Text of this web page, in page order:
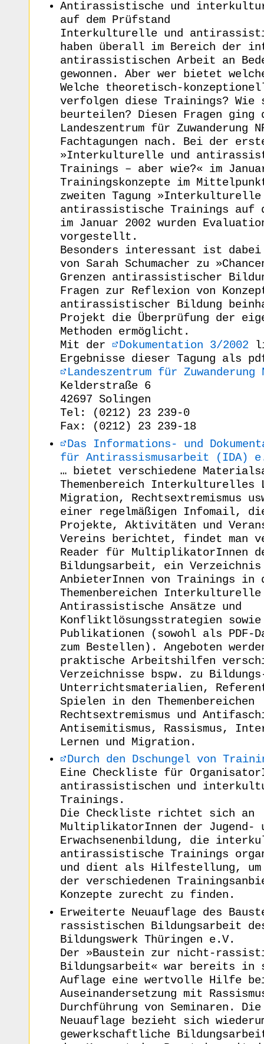
Antirassistische und
auf dem Prüfstand
Interkulturelle und
haben überall im Bereich der
antirassistischen Arbeit an
gewonnen. Aber wer bietet
Welche theoretisch-
verfolgen diese Trainings? Wie
beurteilen? Diesen Fragen ging
Landeszentrum für Zuwanderung
Fachtagungen nach. Bei der
»Interkulturelle und
Trainings – aber wie?« im
Trainingskonzepte im
zweiten Tagung »Interkulturelle
antirassistische Trainings auf
im Januar 2002 wurden
vorgestellt.
Besonders interessant ist
von Sarah Schumacher zu
Grenzen antirassistischer
Fragen zur Reflexion von
antirassistischer Bildung
Projekt die Überprüfung der
Methoden ermöglicht.
Mit der
Dokumentation 3/2002
Ergebnisse dieser Tagung als
Landeszentrum für Zuwanderung
Kelderstraße 6
42697 Solingen
Tel: (0212) 23 239-0
Fax: (0212) 23 239-18
Das Informations- und
für Antirassismusarbeit (IDA)
… bietet verschiedene
Themenbereich Interkulturelles
Migration, Rechtsextremismus
einer regelmäßigen Infomail,
Projekte, Aktivitäten und
Vereins berichtet, findet man
Reader für MultiplikatorInnen
Bildungsarbeit, ein
AnbieterInnen von Trainings in
Themenbereichen Interkulturelle
Antirassistische Ansätze und
Konfliktlösungsstrategien sowie
Publikationen (sowohl als PDF-
zum Bestellen). Angeboten
praktische Arbeitshilfen
Verzeichnisse bspw. zu
Unterrichtsmaterialien,
Spielen in den Themenbereichen
Rechtsextremismus und
Antisemitismus, Rassismus,
Lernen und Migration.
Durch den Dschungel von
Eine Checkliste für
antirassistischen und
Trainings.
Die Checkliste richtet sich an
MultiplikatorInnen der Jugend-
Erwachsenenbildung, die
antirassistische Trainings
und dient als Hilfestellung,
der verschiedenen
Konzepte zurecht zu finden.
Erweiterte Neuauflage des
rassistischen Bildungsarbeit des
Bildungswerk Thüringen e.V.
Der »Baustein zur nicht-
Bildungsarbeit« war bereits in
Auflage eine wertvolle Hilfe
Auseinandersetzung mit
Durchführung von Seminaren.
Neuauflage bezieht sich
gewerkschaftliche